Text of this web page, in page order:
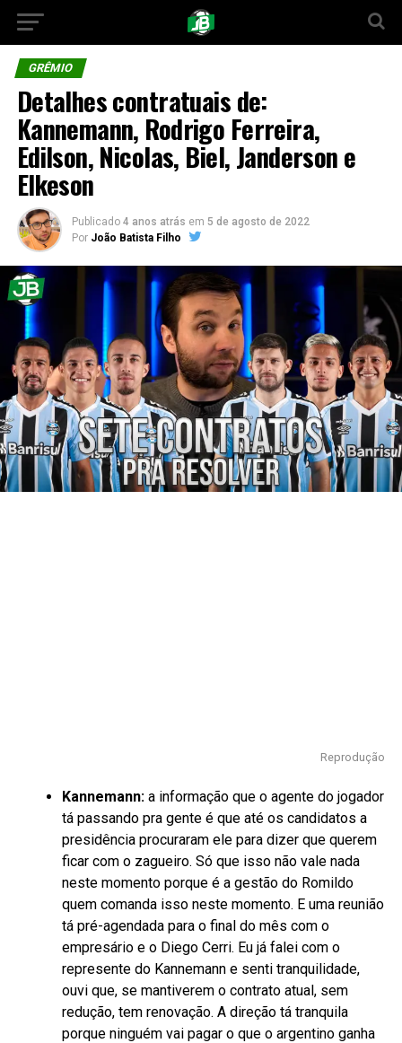
GRÊMIO
Detalhes contratuais de:
Kannemann, Rodrigo Ferreira,
Edilson, Nicolas, Biel, Janderson e
Elkeson
Publicado 4 anos atrás em 5 de agosto de 2022
Por João Batista Filho
Reprodução
Kannemann:a informação que o agente do jogador
tá passando pra gente é que até os candidatos a
presidência procuraram ele para dizer que querem
ficar com o zagueiro. Só que isso não vale nada
neste momento porque é a gestão do Romildo
quem comanda isso neste momento. E uma reunião
tá pré-agendada para o final do mês com o
empresário e o Diego Cerri. Eu já falei com o
represente do Kannemann e senti tranquilidade,
ouvi que, se mantiverem o contrato atual, sem
redução, tem renovação. A direção tá tranquila
porque ninguém vai pagar o que o argentino ganha